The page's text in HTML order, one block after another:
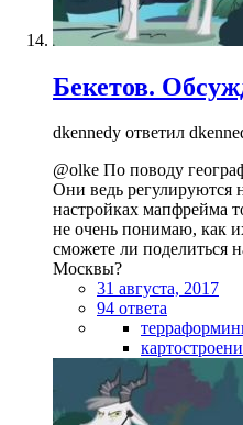
Бекетов.
dkennedy ответил
@olke По поводу
Они ведь регулируются
настройках мапфрейма
не очень понимаю, как
сможете ли поделиться
Москвы?
31 августа, 2017
94 ответа